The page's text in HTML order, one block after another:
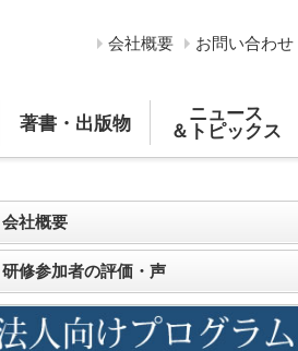
お問い合わせ
会社概要
著書・出版物
ニュース
＆トピックス
会社概要
研修参加者の評価・声